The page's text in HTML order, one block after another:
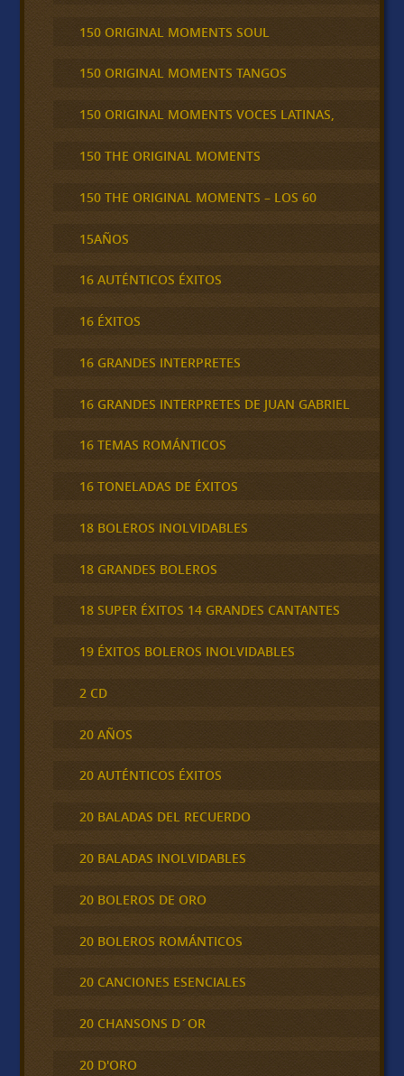
150 ORIGINAL MOMENTS SOUL
150 ORIGINAL MOMENTS TANGOS
150 ORIGINAL MOMENTS VOCES LATINAS,
150 THE ORIGINAL MOMENTS
150 THE ORIGINAL MOMENTS – LOS 60
15AÑOS
16 AUTÉNTICOS ÉXITOS
16 ÉXITOS
16 GRANDES INTERPRETES
16 GRANDES INTERPRETES DE JUAN GABRIEL
16 TEMAS ROMÁNTICOS
16 TONELADAS DE ÉXITOS
18 BOLEROS INOLVIDABLES
18 GRANDES BOLEROS
18 SUPER ÉXITOS 14 GRANDES CANTANTES
19 ÉXITOS BOLEROS INOLVIDABLES
2 CD
20 AÑOS
20 AUTÉNTICOS ÉXITOS
20 BALADAS DEL RECUERDO
20 BALADAS INOLVIDABLES
20 BOLEROS DE ORO
20 BOLEROS ROMÁNTICOS
20 CANCIONES ESENCIALES
20 CHANSONS D´OR
20 D'ORO